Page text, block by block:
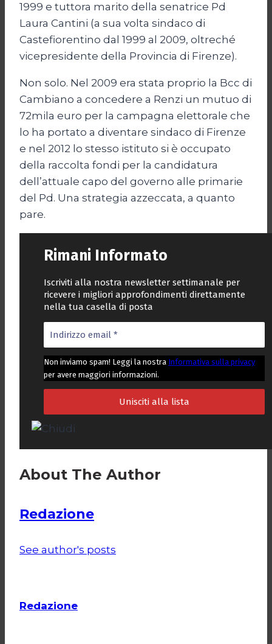
1999 e tuttora marito della senatrice Pd
Laura Cantini (a sua volta sindaco di
Castefiorentino dal 1999 al 2009, oltreché
vicepresidente della Provincia di Firenze).
Non solo. Nel 2009 era stata proprio la Bcc di
Cambiano a concedere a Renzi un mutuo di
72mila euro per la campagna elettorale che
lo ha portato a diventare sindaco di Firenze
e nel 2012 lo stesso istituto si è occupato
della raccolta fondi per la candidatura
dell’attuale capo del governo alle primarie
del Pd. Una strategia azzeccata, a quanto
pare.
Rimani Informato
Iscriviti alla nostra newsletter settimanale per
ricevere i migliori approfondimenti direttamente
nella tua casella di posta
Non inviamo spam! Leggi la nostra Informativa sulla privacy
per avere maggiori informazioni.
About The Author
Redazione
See author's posts
Redazione